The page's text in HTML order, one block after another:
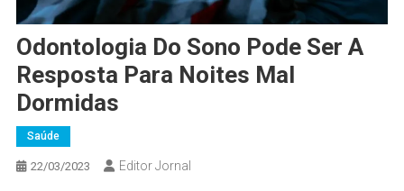
Odontologia Do Sono Pode Ser A
Resposta Para Noites Mal
Dormidas
Saúde
22/03/2023 Editor Jornal